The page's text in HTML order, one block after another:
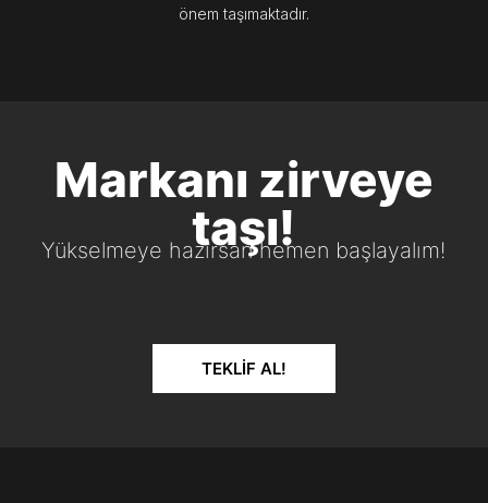
önem taşımaktadır.
Markanı zirveye
taşı!
Yükselmeye hazırsan hemen başlayalım!
TEKLIF AL!